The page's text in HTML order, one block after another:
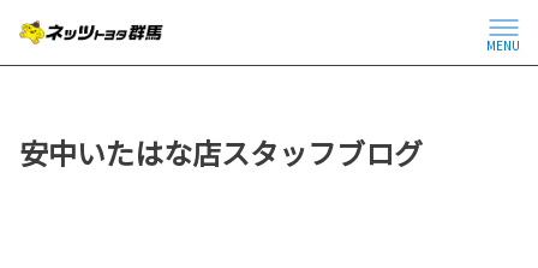
MENU
安中いたはな店スタッフブログ